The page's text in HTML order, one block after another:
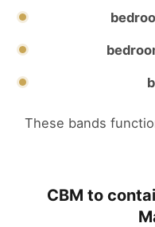
These bands
CBM to